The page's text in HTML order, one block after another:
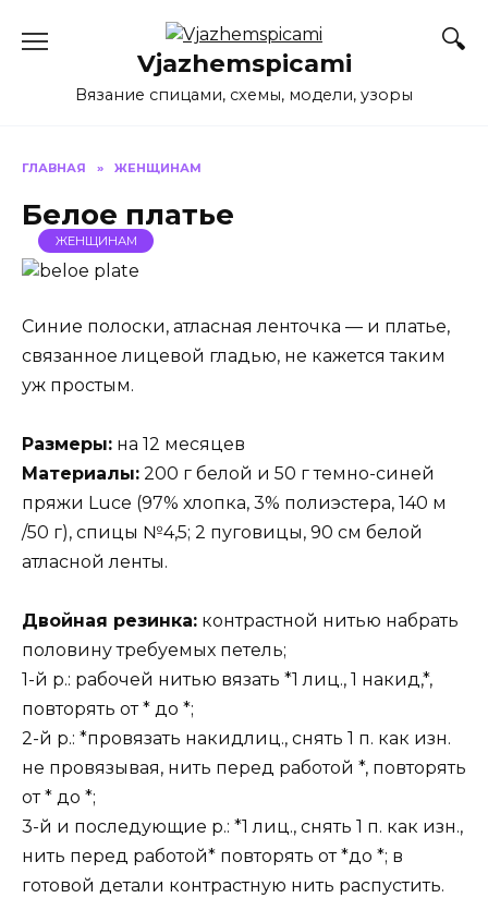
Vjazhemspicami
Вязание спицами, схемы, модели, узоры
ГЛАВНАЯ » ЖЕНЩИНАМ
Белое платье
ЖЕНЩИНАМ
Синие полоски, атласная ленточка — и платье,
связанное лицевой гладью, не кажется таким
уж простым.
Размеры: на 12 месяцев
Материалы: 200 г белой и 50 г темно-синей
пряжи Luce (97% хлопка, 3% полиэстера, 140 м
/50 г), спицы №4,5; 2 пуговицы, 90 см белой
атласной ленты.
Двойная резинка: контрастной нитью набрать
половину требуемых петель;
1-й р.: рабочей нитью вязать *1 лиц., 1 накид,*,
повторять от * до *;
2-й р.: *провязать накидлиц., снять 1 п. как изн.
не провязывая, нить перед работой *, повторять
от * до *;
3-й и последующие р.: *1 лиц., снять 1 п. как изн.,
нить перед работой* повторять от *до *; в
готовой детали контрастную нить распустить.